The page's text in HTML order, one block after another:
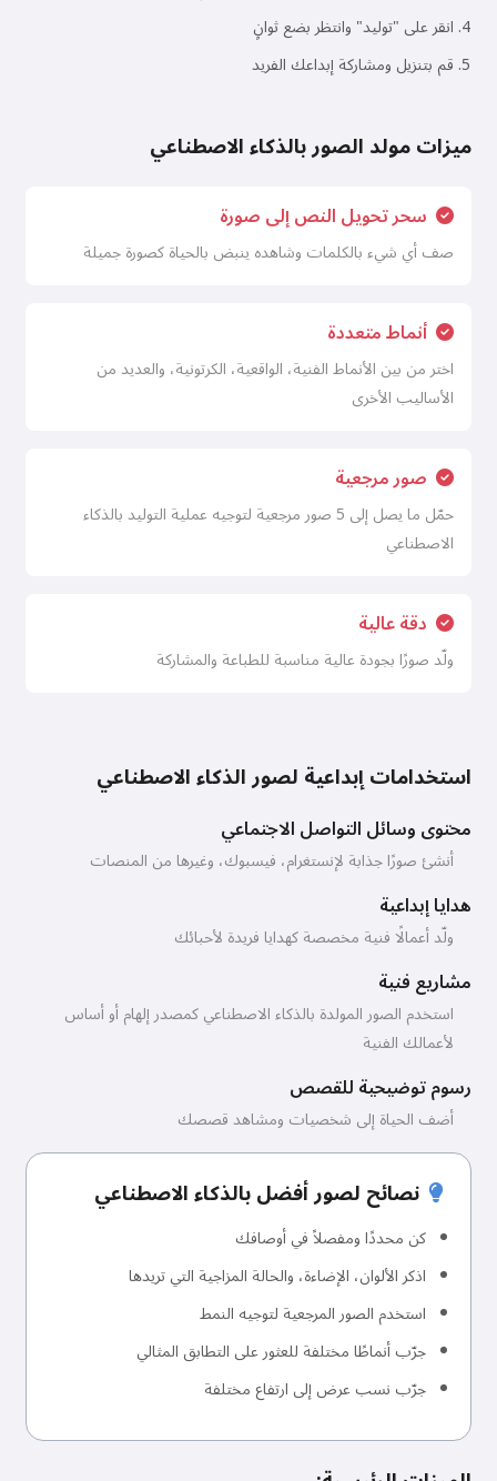
انقر على "توليد" وانتظر بضع ثوانٍ
قم بتنزيل ومشاركة إبداعك الفريد
ميزات مولد الصور بالذكاء الاصطناعي
سحر تحويل النص إلى صورة
صف أي شيء بالكلمات وشاهده ينبض بالحياة كصورة جميلة
أنماط متعددة
اختر من بين الأنماط الفنية، الواقعية، الكرتونية، والعديد من
الأساليب الأخرى
صور مرجعية
حمّل ما يصل إلى 5 صور مرجعية لتوجيه عملية التوليد بالذكاء
الاصطناعي
دقة عالية
ولّد صورًا بجودة عالية مناسبة للطباعة والمشاركة
استخدامات إبداعية لصور الذكاء الاصطناعي
محتوى وسائل التواصل الاجتماعي
أنشئ صورًا جذابة لإنستغرام، فيسبوك، وغيرها من المنصات
هدايا إبداعية
ولّد أعمالًا فنية مخصصة كهدايا فريدة لأحبائك
مشاريع فنية
استخدم الصور المولدة بالذكاء الاصطناعي كمصدر إلهام أو أساس
لأعمالك الفنية
رسوم توضيحية للقصص
أضف الحياة إلى شخصيات ومشاهد قصصك
نصائح لصور أفضل بالذكاء الاصطناعي
كن محددًا ومفصلاً في أوصافك
اذكر الألوان، الإضاءة، والحالة المزاجية التي تريدها
استخدم الصور المرجعية لتوجيه النمط
جرّب أنماطًا مختلفة للعثور على التطابق المثالي
جرّب نسب عرض إلى ارتفاع مختلفة